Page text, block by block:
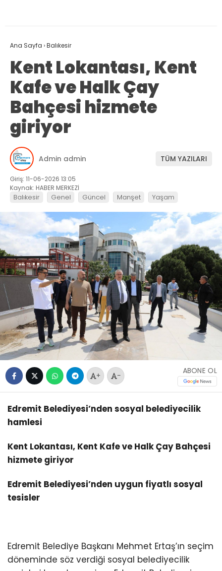
Ana Sayfa ›Balıkesir
Kent Lokantası, Kent
Kafe ve Halk Çay
Bahçesi hizmete
giriyor
Admin admin TÜM YAZILARI
Giriş: 11-06-2026 13:05
Kaynak: HABER MERKEZİ
Balıkesir Genel Güncel Manşet Yaşam
+ -
ABONE OL
Edremit Belediyesi’nden sosyal belediyecilik
hamlesi
Kent Lokantası, Kent Kafe ve Halk Çay Bahçesi
hizmete giriyor
Edremit Belediyesi’nden uygun fiyatlı sosyal
tesisler
Edremit Belediye Başkanı Mehmet Ertaş’ın seçim
döneminde söz verdiği sosyal belediyecilik